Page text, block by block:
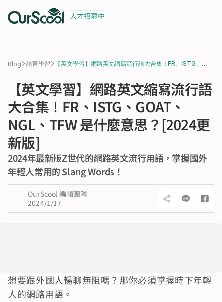
人才招募中
Blog>語言學習>
【英文學習】網路英文縮寫流行語大合集！FR、ISTG、
【英文學習】網路英文縮寫流行語
大合集！FR、ISTG、GOAT、
NGL、TFW 是什麼意思？[2024更
新版]
2024年最新版Z世代的網路英文流行用語，掌握國外
年輕人常用的 Slang Words！
OurScool 編輯團隊
2024/1/17
想要跟外國人暢聊無阻嗎？那你必須掌握時下年輕
人的網路用語。